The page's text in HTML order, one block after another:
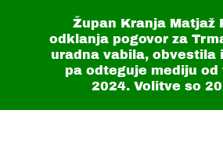
Župan Kranja Matjaž
odklanja pogovor za
uradna vabila, obvestila
pa odteguje mediju
2024. Volitve so